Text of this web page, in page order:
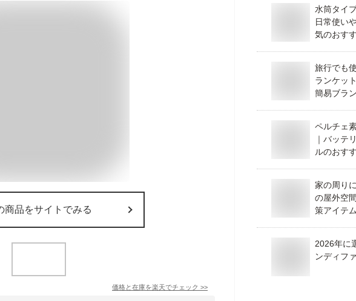
商品をサイトでみる
価格と在庫を楽天でチェック >>
水筒タイ
日常使い
気のおす
旅行でも
ランケッ
簡易ブラ
ペルチェ
｜バッテ
ルのおす
家の周り
の屋外空
策アイテ
2026年に
ンディフ